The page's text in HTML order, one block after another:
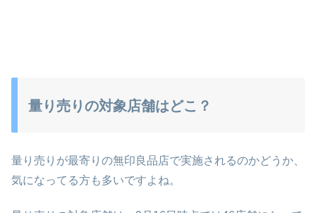
量り売りの対象店舗はどこ？
量り売りが最寄りの無印良品店で実施されるのかどうか、
気になってる方も多いですよね。